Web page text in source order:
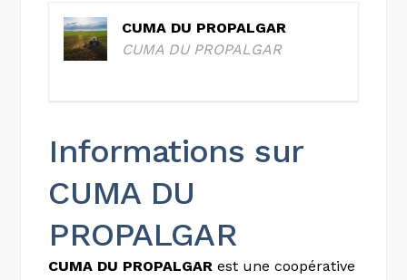
CUMA DU PROPALGAR
CUMA DU PROPALGAR
Informations sur
CUMA DU
PROPALGAR
CUMA DU PROPALGAR est une coopérative